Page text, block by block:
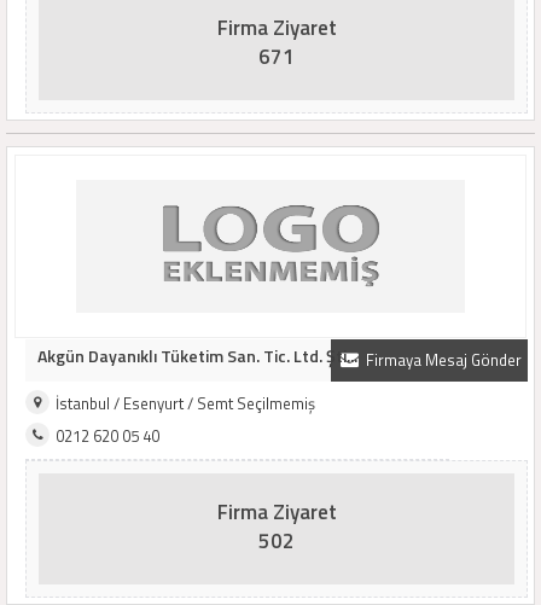
Firma Ziyaret
671
Firmaya Mesaj Gönder
Akgün Dayanıklı Tüketim San. Tic. Ltd. Şti...
İstanbul / Esenyurt / Semt Seçilmemiş
0212 620 05 40
Firma Ziyaret
502